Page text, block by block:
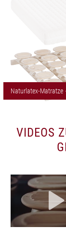
Naturlatex-Matratze
VIDEOS